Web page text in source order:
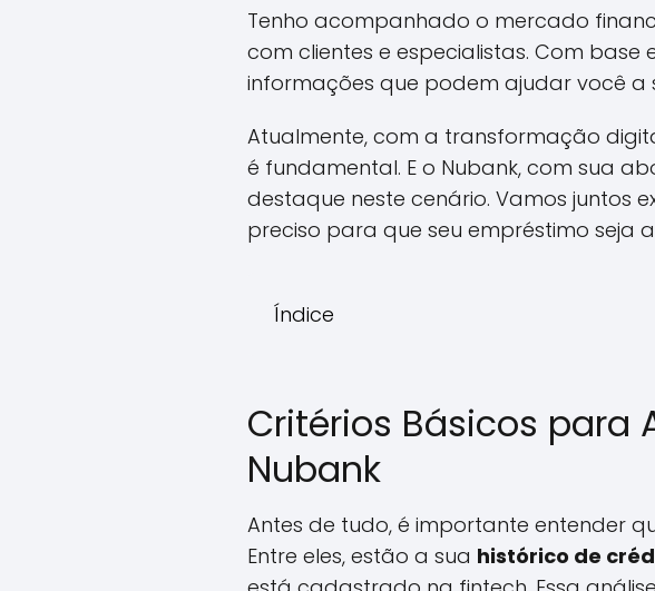
Tenho acompanhado o mercado
com clientes e especialistas. Com
informações que podem ajudar você a
Atualmente, com a transformação
é fundamental. E o Nubank, com sua
destaque neste cenário. Vamos juntos
preciso para que seu empréstimo seja
Índice
Critérios Básicos para
Nubank
Antes de tudo, é importante entender
Entre eles, estão a sua histórico de